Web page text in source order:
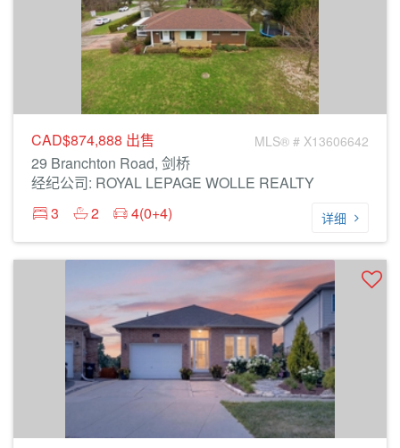
CAD$874,888 出售 MLS® # X13606642
29 Branchton Road, 剑桥
经纪公司: ROYAL LEPAGE WOLLE REALTY
3
2 4(0+4) 详细